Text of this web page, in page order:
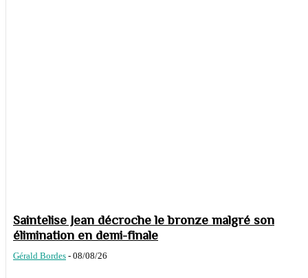
Saintelise Jean décroche le bronze malgré son
élimination en demi-finale
Gérald Bordes - 08/08/26